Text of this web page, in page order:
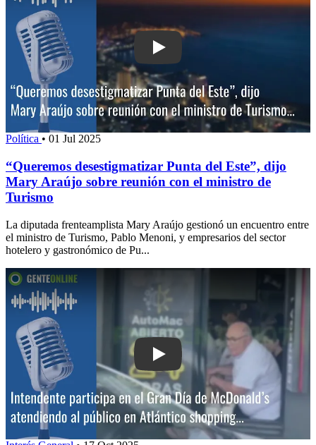
Play: “Queremos desestigmatizar
Política • 01 Jul 2025
“Queremos desestigmatizar Punta del Este”, dijo
Mary Araújo sobre reunión con el ministro de
Turismo
La diputada frenteamplista Mary Araújo gestionó un encuentro entre
el ministro de Turismo, Pablo Menoni, y empresarios del sector
hotelero y gastronómico de Pu...
Play: Intendente participa en el Gran